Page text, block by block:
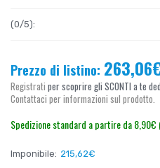
(0/5):
Prezzo di listino:
Registrati per scoprire gli SCONTI a te
Contattaci per informazioni sul prodotto.
Spedizione standard a partire da 8,90€
Imponibile: 215,62€